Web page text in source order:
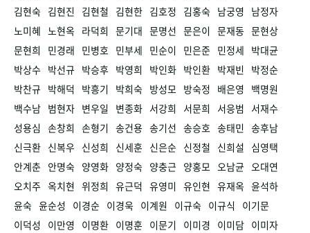
김현숙 김현진 김현철 김현한 김호정 김홍숙 남궁영
남정자
노미혜 노현옥 라덕희 문기대 문명선 문은이 문재동 문현상
문현희
민경래 민병호 민부세 민순이 민은준 민정세 박대균
박상수 박선규 박승후 박영희 박인화 박인환 박재빈
박정순
박찬규 박해덕 박흥기 박희숙 방성모 방숙정 배은영
백명원
백수남 범현자 변우일 변종화 서강희 서문희 서응범
서재수
성용심 손창희 손형기 송건용 송기선 송승호 송태민 송후남
신극환 신복우 신성희 신세훈 신은순 신정철 신희설
심영택
안계춘 안명숙 양영화 양정숙 양충근 양홍모 오남균 오대연
오치주 옥치현 위정희 유근덕 유영미 유인현 유재옥 윤석하
윤숙 윤순성 이경순 이경욱 이계원 이규숙 이규식
이기문
이덕성
이만영 이명환 이명훈 이문기 이미경 이미담 이미자